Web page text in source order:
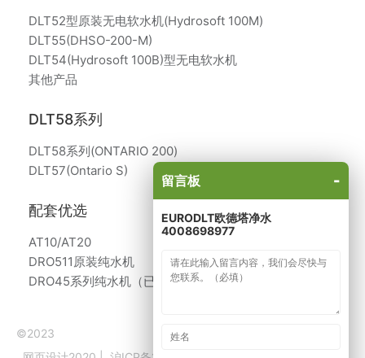
DLT52型原装无电软水机(Hydrosoft 100M)
DLT55(DHSO-200-M)
DLT54(Hydrosoft 100B)型无电软水机
其他产品
DLT58系列
DLT58系列(ONTARIO 200)
DLT57(Ontario S)
配套优选
AT10/AT20
DRO511原装纯水机
DRO45系列纯水机（已停产）
©2023
留言板 -
EURODLT欧德塔净水
4008698977